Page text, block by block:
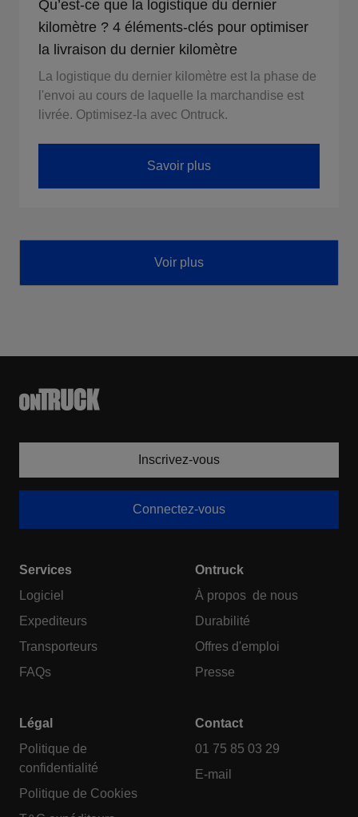
Qu’est-ce que la logistique du dernier
kilomètre ? 4 éléments-clés pour optimiser
la livraison du dernier kilomètre
La logistique du dernier kilomètre est la phase de
l'envoi au cours de laquelle la marchandise est
livrée. Optimisez-la avec Ontruck.
Savoir plus
Voir plus
Inscrivez-vous
Connectez-vous
Services
Logiciel
Expediteurs
Transporteurs
FAQs
Ontruck
À propos de nous
Durabilité
Offres d'emploi
Presse
Légal
Politique de
confidentialité
Politique de Cookies
Contact
01 75 85 03 29
E-mail